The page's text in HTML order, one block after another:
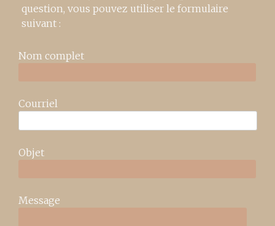
question, vous pouvez utiliser le formulaire
suivant :
Nom complet
Courriel
Objet
Message